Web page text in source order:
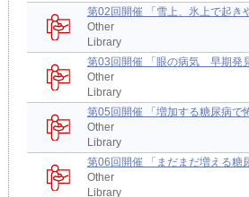
第02回開催 「雪上、氷上で起き
Other
Library
第03回開催 「眼の病気 早期発
Other
Library
第05回開催 「増加する糖尿病
Other
Library
第06回開催 「まだまだ増える
Other
Library